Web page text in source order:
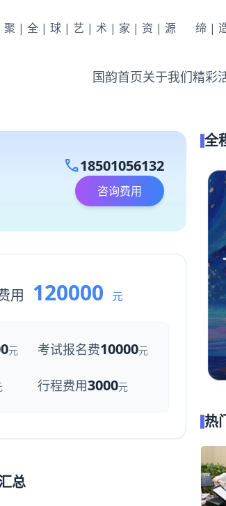
聚|全|球|艺|术|家|资|源 缔|
国韵首页关于我们精彩
call18501056132
咨询费用
用 120000 元
元 考试报名费10000元
行程费用3000元
总
全
热